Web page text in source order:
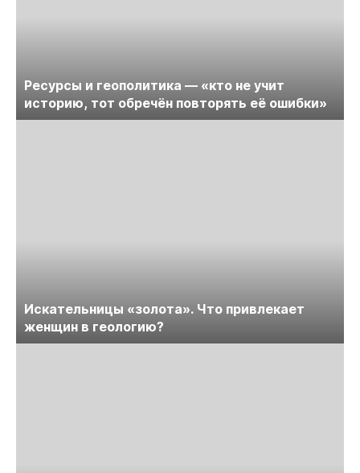
Ресурсы и геополитика — «кто не учит
историю, тот обречён повторять её ошибки»
Искательницы «золота». Что привлекает
женщин в геологию?